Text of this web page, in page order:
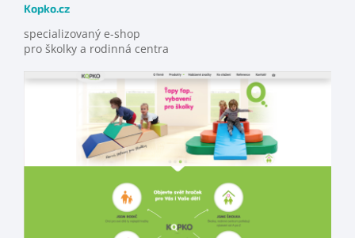
Kopko.cz
specializovaný e-shop
pro školky a rodinná centra